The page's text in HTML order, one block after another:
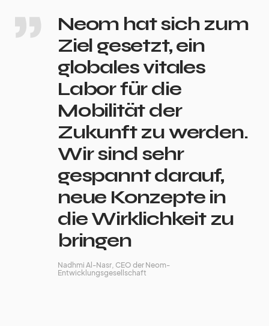
Neom hat sich zum
Ziel gesetzt, ein
globales vitales
Labor für die
Mobilität der
Zukunft zu werden.
Wir sind sehr
gespannt darauf,
neue Konzepte in
die Wirklichkeit zu
bringen
Nadhmi Al-Nasr, CEO der Neom-
Entwicklungsgesellschaft